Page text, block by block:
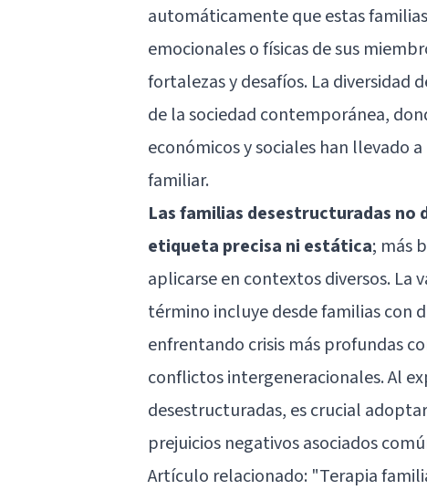
automáticamente que estas
emocionales o físicas de sus
fortalezas y desafíos. La diversidad
de la sociedad contemporánea,
económicos y sociales han llevado
familiar.
Las familias desestructuradas no
etiqueta precisa ni estática; más
aplicarse en contextos diversos. La
término incluye desde familias con
enfrentando crisis más profundas
conflictos intergeneracionales. Al
desestructuradas, es crucial
prejuicios negativos asociados
Artículo relacionado: "Terapia